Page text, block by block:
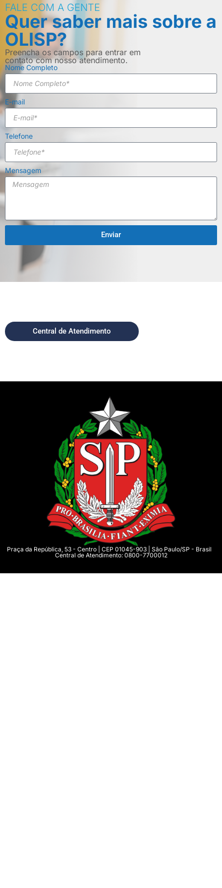
FALE COM A GENTE
Quer saber mais sobre a
OLISP?
Preencha os campos para entrar em
contato com nosso atendimento.
Nome Completo
E-mail
Telefone
Mensagem
Enviar
Central de Atendimento
Praça da República, 53 - Centro | CEP 01045-903 | São Paulo/SP - Brasil
Central de Atendimento: 0800-7700012